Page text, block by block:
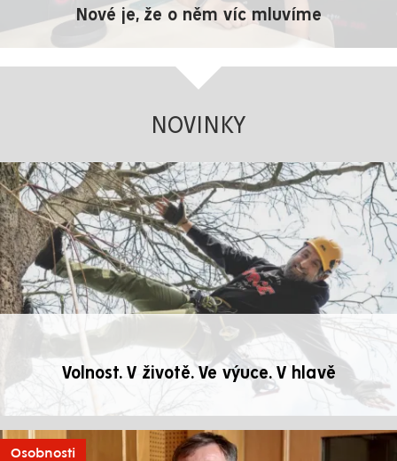
Nové je, že o něm víc mluvíme
NOVINKY
Volnost. V životě. Ve výuce. V hlavě
Osobnosti